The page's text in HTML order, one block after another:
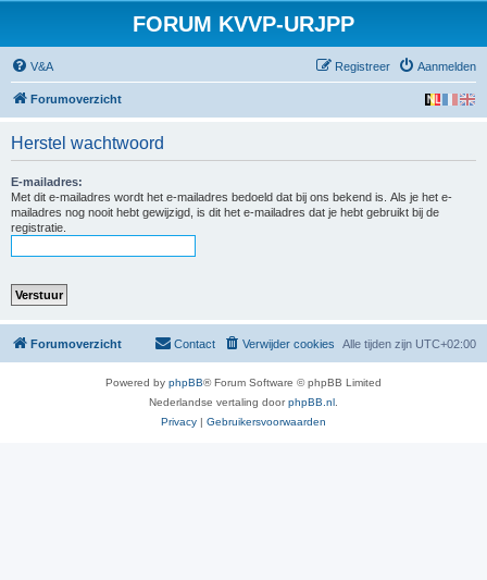
FORUM KVVP-URJPP
V&A Aanmelden
Registreer
Forumoverzicht
Herstel wachtwoord
E-mailadres:
Met dit e-mailadres wordt het e-mailadres bedoeld dat bij ons bekend is. Als je het e-
mailadres nog nooit hebt gewijzigd, is dit het e-mailadres dat je hebt gebruikt bij de
registratie.
Forumoverzicht Alle tijden zijn UTC+02:00
Verwijder cookies
Contact
Powered by phpBB® Forum Software © phpBB Limited
Nederlandse vertaling doorphpBB.nl
Privacy | Gebruikersvoorwaarden